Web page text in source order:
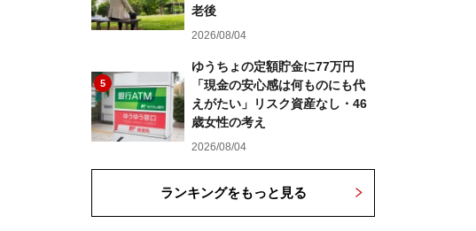
老後
2026/08/04
5
ゆうちょの定額貯金に77万円
「現金の安心感は何ものにも代
えがたい」リスク資産なし・46
歳女性の考え
2026/08/04
ランキングをもっと見る